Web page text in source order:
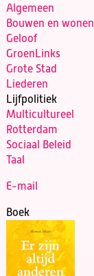
Algemeen
Bouwen en wonen
Geloof
GroenLinks
Grote Stad
Liederen
Lijfpolitiek
Multicultureel
Rotterdam
Sociaal Beleid
Taal
E-mail
Boek